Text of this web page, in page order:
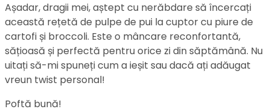
Așadar, dragii mei, aștept cu nerăbdare să încercați
această rețetă de pulpe de pui la cuptor cu piure de
cartofi și broccoli. Este o mâncare reconfortantă,
sățioasă și perfectă pentru orice zi din săptămână. Nu
uitați să-mi spuneți cum a ieșit sau dacă ați adăugat
vreun twist personal!
Poftă bună!